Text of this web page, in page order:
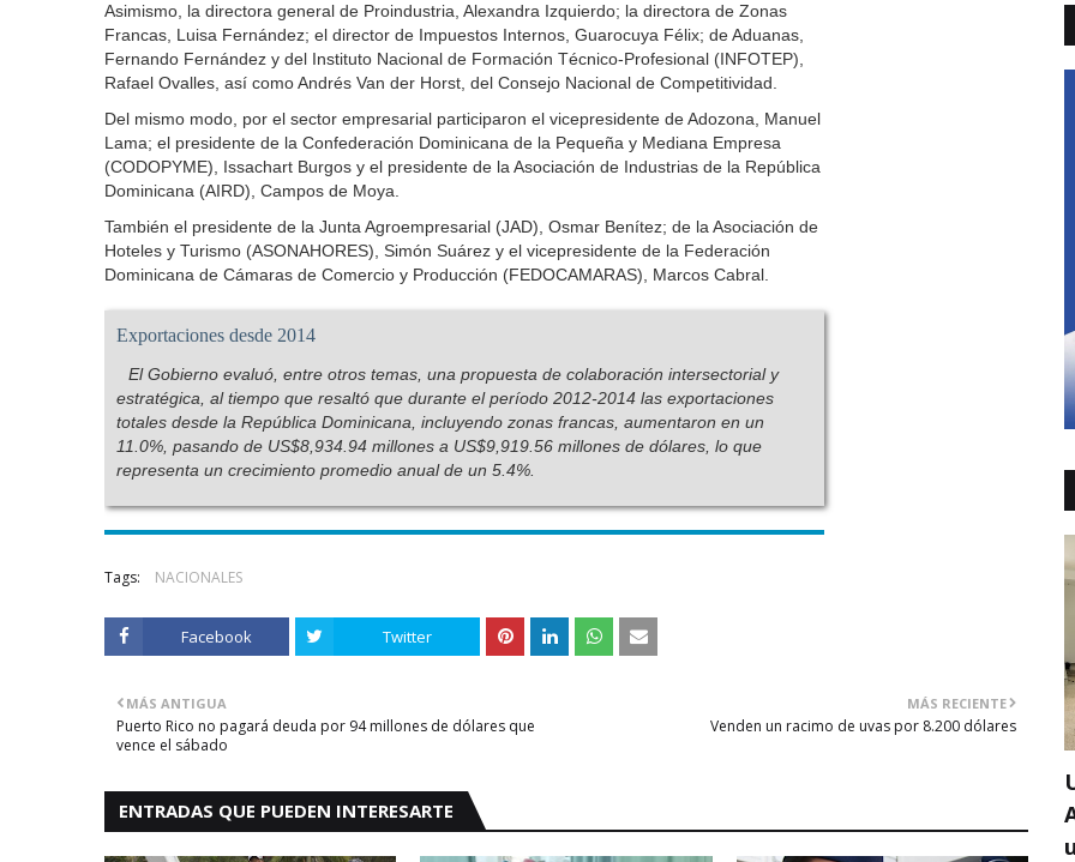
Asimismo, la directora general de Proindustria, Alexandra Izquierdo; la directora de Zonas
Francas, Luisa Fernández; el director de Impuestos Internos, Guarocuya Félix; de Aduanas,
Fernando Fernández y del Instituto Nacional de Formación Técnico-Profesional (INFOTEP),
Rafael Ovalles, así como Andrés Van der Horst, del Consejo Nacional de Competitividad.
Del mismo modo, por el sector empresarial participaron el vicepresidente de Adozona, Manuel
Lama; el presidente de la Confederación Dominicana de la Pequeña y Mediana Empresa
(CODOPYME), Issachart Burgos y el presidente de la Asociación de Industrias de la República
Dominicana (AIRD), Campos de Moya.
También el presidente de la Junta Agroempresarial (JAD), Osmar Benítez; de la Asociación de
Hoteles y Turismo (ASONAHORES), Simón Suárez y el vicepresidente de la Federación
Dominicana de Cámaras de Comercio y Producción (FEDOCAMARAS), Marcos Cabral.
Exportaciones desde 2014
El Gobierno evaluó, entre otros temas, una propuesta de colaboración intersectorial y
estratégica, al tiempo que resaltó que durante el período 2012-2014 las exportaciones
totales desde la República Dominicana, incluyendo zonas francas, aumentaron en un
11.0%, pasando de US$8,934.94 millones a US$9,919.56 millones de dólares, lo que
representa un crecimiento promedio anual de un 5.4%.
Tags: NACIONALES
Facebook Twitter
MÁS RECIENTE
Venden un racimo de uvas por 8.200 dólares
MÁS ANTIGUA
Puerto Rico no pagará deuda por 94 millones de dólares que
vence el sábado
ENTRADAS QUE PUEDEN INTERESARTE